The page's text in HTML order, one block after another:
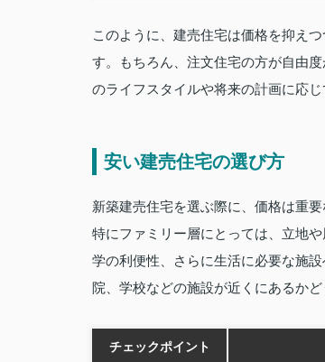
このように、建売住宅は価格を抑え
す。もちろん、注文住宅の方が自由
のライフスタイルや将来の計画に応
安い建売住宅の選び方
新築建売住宅を選ぶ際に、価格は重
特にファミリー層にとっては、立地
学の利便性、さらに生活に必要な施
院、学校などの施設が近くにあるか
チェックポイント